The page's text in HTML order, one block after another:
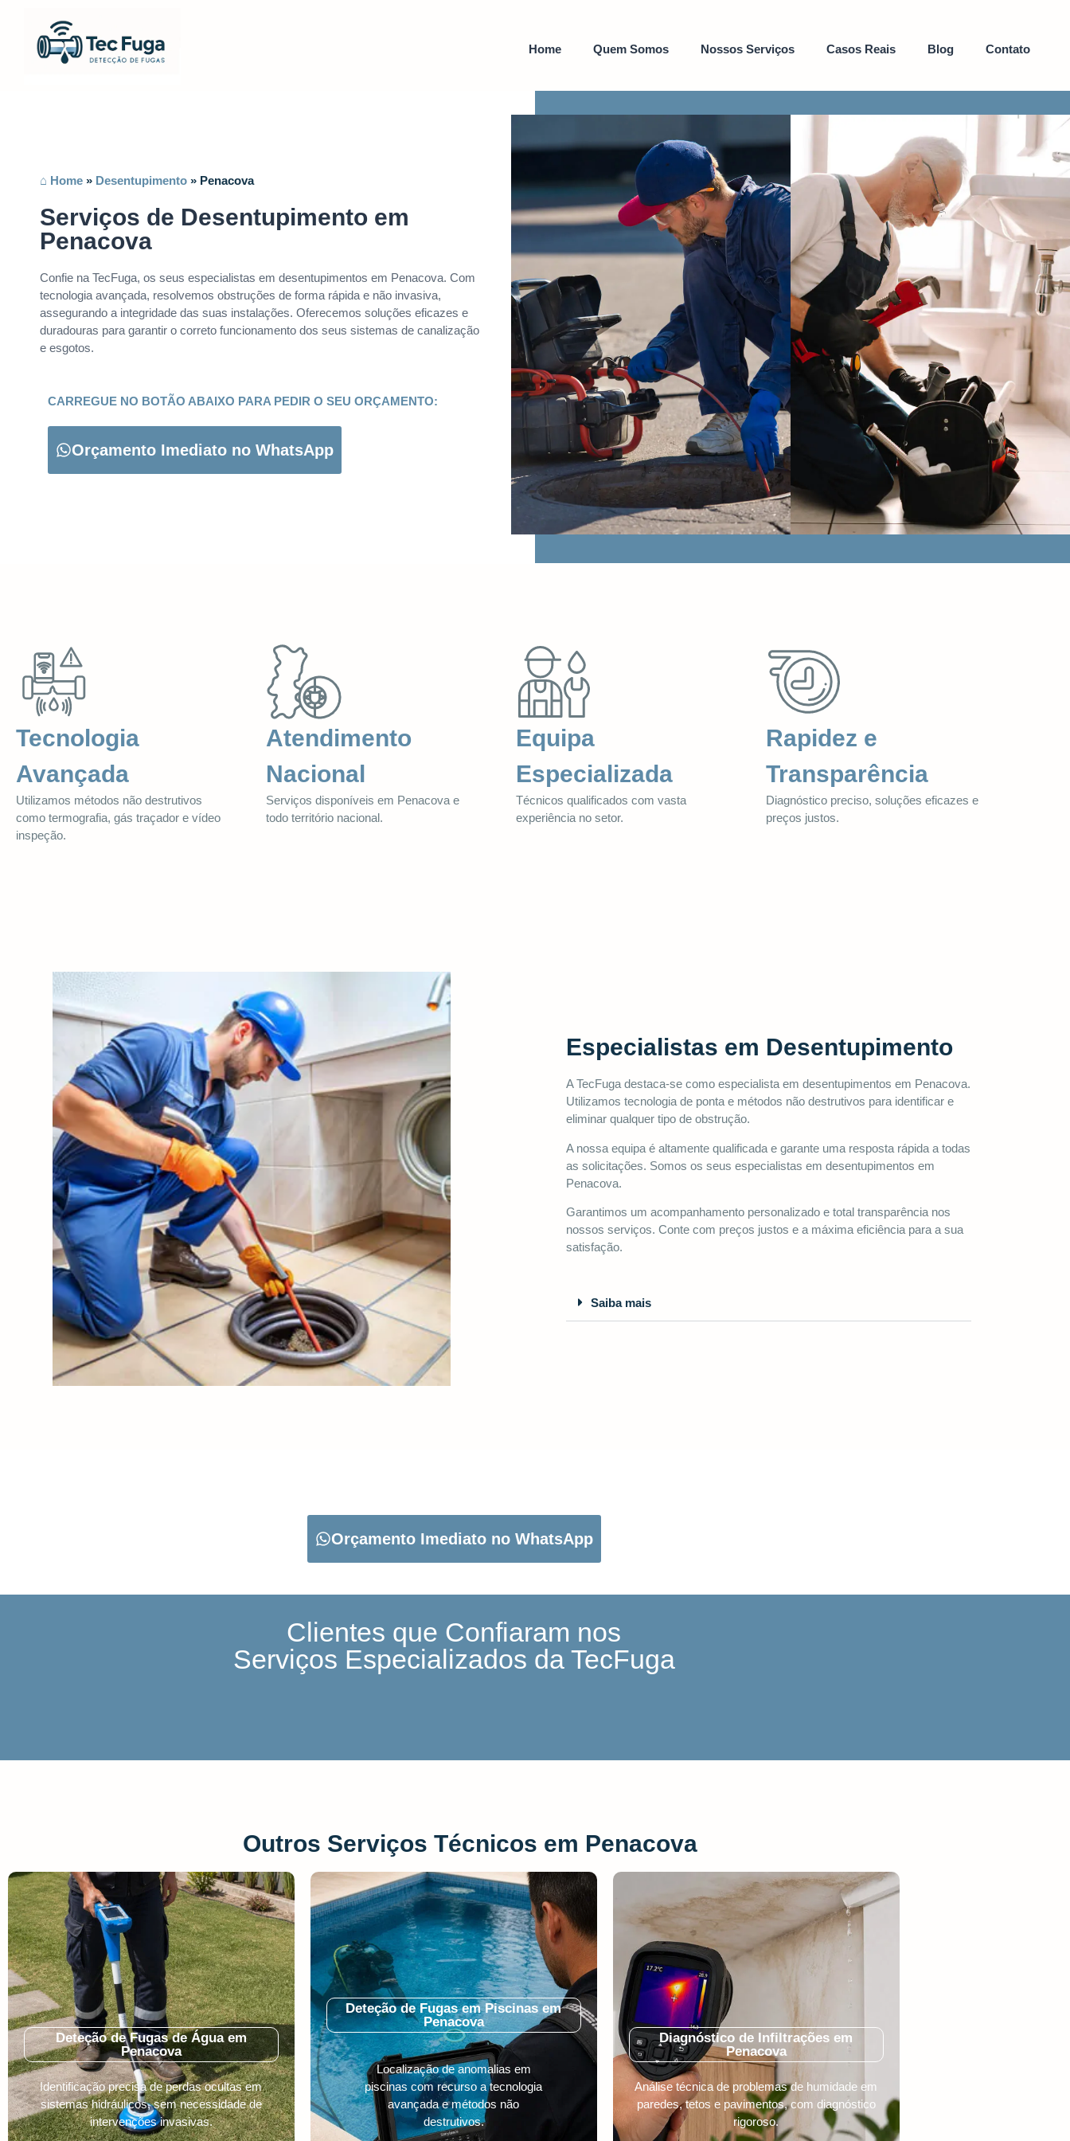
Home Quem Somos Nossos Serviços Casos Reais Blog Contato
⌂ Home » Desentupimento » Penacova
Serviços de Desentupimento em
Penacova
Confie na TecFuga, os seus especialistas em desentupimentos em Penacova. Com
tecnologia avançada, resolvemos obstruções de forma rápida e não invasiva,
assegurando a integridade das suas instalações. Oferecemos soluções eficazes e
duradouras para garantir o correto funcionamento dos seus sistemas de canalização
e esgotos.
CARREGUE NO BOTÃO ABAIXO PARA PEDIR O SEU ORÇAMENTO:
Orçamento Imediato no WhatsApp
Tecnologia
Avançada
Utilizamos métodos não destrutivos
como termografia, gás traçador e vídeo
inspeção.
Atendimento
Nacional
Serviços disponíveis em Penacova e
todo território nacional.
Equipa
Especializada
Técnicos qualificados com vasta
experiência no setor.
Rapidez e
Transparência
Diagnóstico preciso, soluções eficazes e
preços justos.
Especialistas em Desentupimento
A TecFuga destaca-se como especialista em desentupimentos em Penacova.
Utilizamos tecnologia de ponta e métodos não destrutivos para identificar e
eliminar qualquer tipo de obstrução.
A nossa equipa é altamente qualificada e garante uma resposta rápida a todas
as solicitações. Somos os seus especialistas em desentupimentos em
Penacova.
Garantimos um acompanhamento personalizado e total transparência nos
nossos serviços. Conte com preços justos e a máxima eficiência para a sua
satisfação.
Saiba mais
Orçamento Imediato no WhatsApp
Clientes que Confiaram nos
Serviços Especializados da TecFuga
Outros Serviços Técnicos em Penacova
Deteção de Fugas de Água em
Penacova
Identificação precisa de perdas ocultas em
sistemas hidráulicos, sem necessidade de
intervenções invasivas.
Deteção de Fugas em Piscinas em
Penacova
Localização de anomalias em
piscinas com recurso a tecnologia
avançada e métodos não
destrutivos.
Diagnóstico de Infiltrações em
Penacova
Análise técnica de problemas de humidade em
paredes, tetos e pavimentos, com diagnóstico
rigoroso.